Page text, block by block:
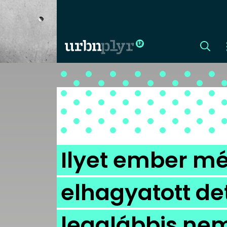
CÍMLAP
DIZÁJN
DIVAT
HIP
KULT
Ilyet ember
elhagyatott